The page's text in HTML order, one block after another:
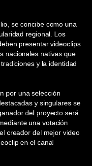
se concibe como una
regional. Los
presentar videoclips
nacionales nativas que
y la identidad
por una selección
y singulares se
del proyecto será
una votación
creador del mejor video
en el canal